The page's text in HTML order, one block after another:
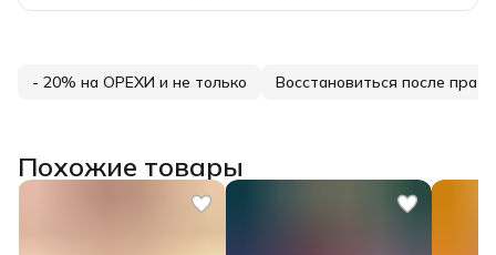
- 20% на ОРЕХИ и не только Восстановиться после
Похожие товары